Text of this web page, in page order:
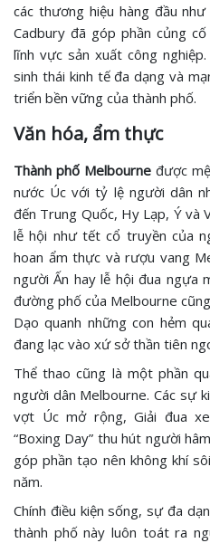
các thương hiệu hàng đầu
Cadbury đã góp phần củng
lĩnh vực sản xuất công
sinh thái kinh tế đa dạng và
triển bền vững của thành phố.
Văn hóa, ẩm thực
Thành phố Melbourne được
nước Úc với tỷ lệ người dân
đến Trung Quốc, Hy Lạp, Ý và
lễ hội như tết cổ truyền của
hoan ẩm thực và rượu vang
người Ấn hay lễ hội đua ngựa
đường phố của Melbourne
Dạo quanh những con hẻm
đang lạc vào xứ sở thần tiên
Thể thao cũng là một phần
người dân Melbourne. Các sự
vợt Úc mở rộng, Giải đua
“Boxing Day” thu hút người
góp phần tạo nên không khí
năm.
Chính điều kiện sống, sự đa
thành phố này luôn toát ra